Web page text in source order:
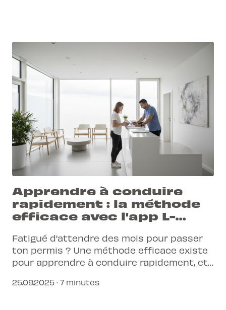
Apprendre à conduire
rapidement : la méthode
efficace avec l'app L-
Fatigué d'attendre des mois pour passer
ton permis ? Une méthode efficace existe
pour apprendre à conduire rapidement, et
Pittet transforme ta formation en une
25.09.2025 · 7 minutes